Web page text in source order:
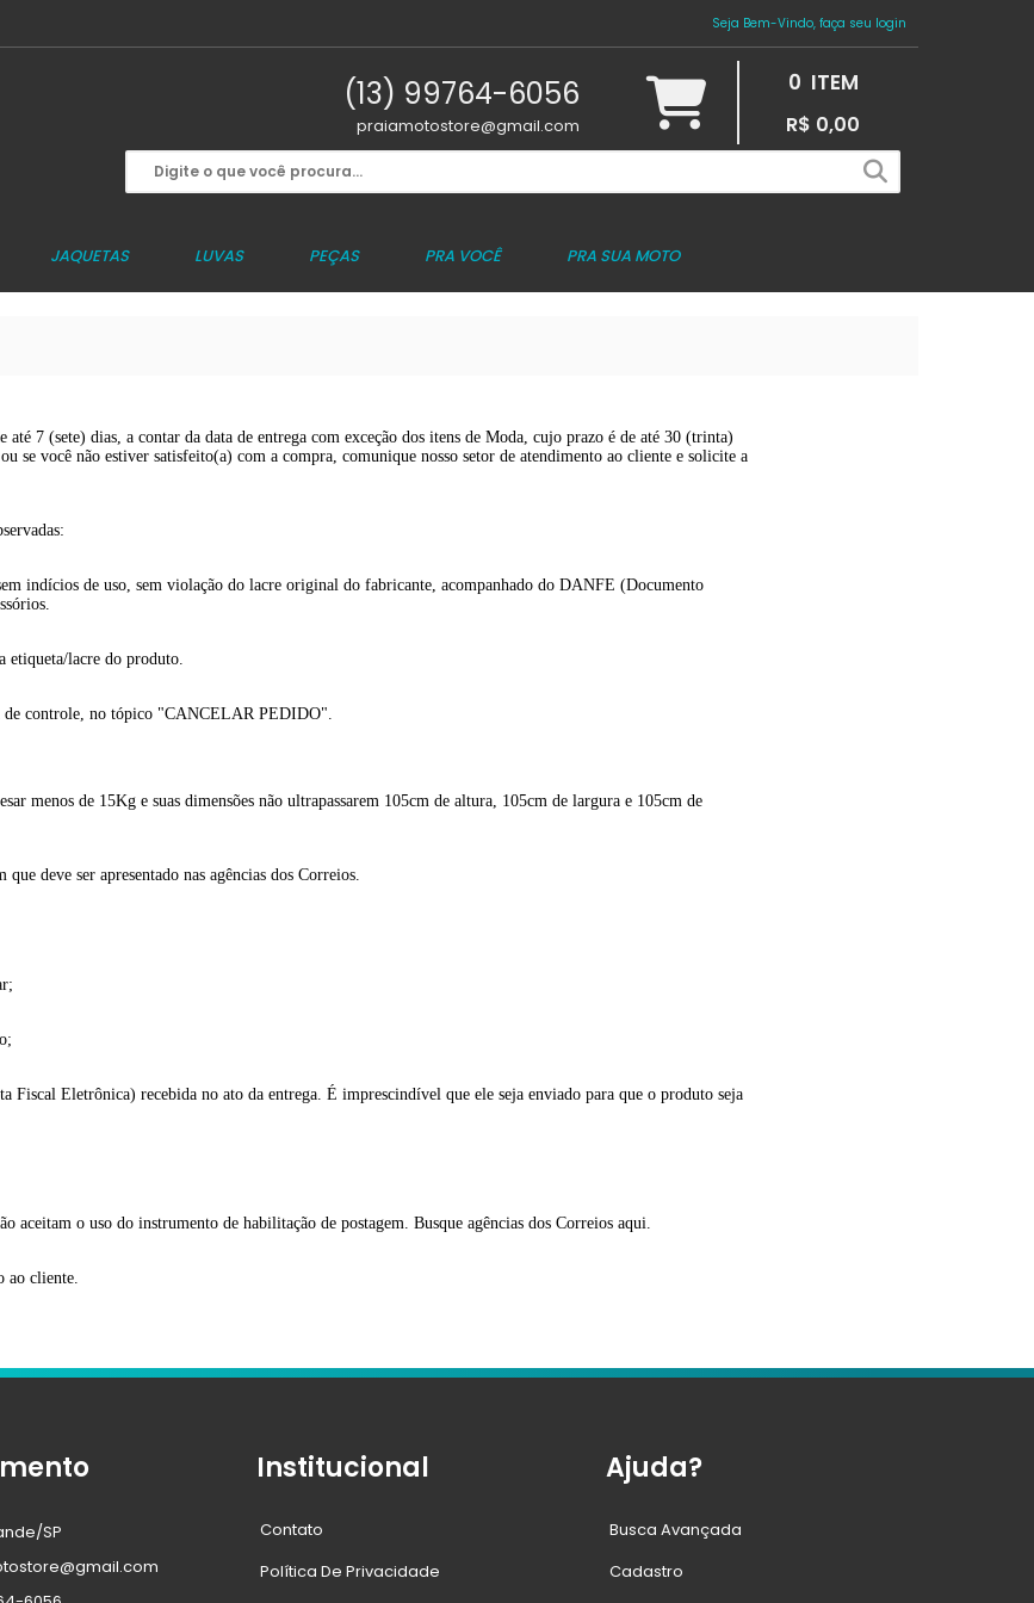
Seja Bem-Vindo, faça seu login
(13) 99764-6056
praiamotostore@gmail.com
0 ITEM
R$ 0,00
JAQUETAS LUVAS PEÇAS PRA VOCÊ PRA SUA MOTO
7 (sete) dias, a contar da data de entrega com exceção dos itens de Moda, cujo prazo é de até 30 (trinta)
se você não estiver satisfeito(a) com a compra, comunique nosso setor de atendimento ao cliente e solicite a
indícios de uso, sem violação do lacre original do fabricante, acompanhado do DANFE (Documento
etiqueta/lacre do produto.
de controle, no tópico "CANCELAR PEDIDO".
menos de 15Kg e suas dimensões não ultrapassarem 105cm de altura, 105cm de largura e 105cm de
deve ser apresentado nas agências dos Correios.
Eletrônica) recebida no ato da entrega. É imprescindível que ele seja enviado para que o produto seja
aceitam o uso do instrumento de habilitação de postagem. Busque agências dos Correios aqui.
ao cliente.
SP
Institucional
Contato
Política De Privacidade
Ajuda?
Busca Avançada
Cadastro